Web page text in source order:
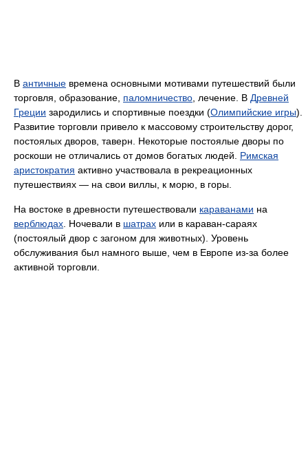
В античные времена основными мотивами путешествий были
торговля, образование, паломничество , лечение. В Древней
Греции зародились и спортивные поездки (Олимпийские игры).
Развитие торговли привело к массовому строительству дорог,
постоялых дворов, таверн. Некоторые постоялые дворы по
роскоши не отличались от домов богатых людей. Римская
аристократия активно участвовала в рекреационных
путешествиях — на свои виллы, к морю, в горы.
На востоке в древности путешествовали караванами на
верблюдах . Ночевали в шатрах или в караван-сараях
(постоялый двор с загоном для животных). Уровень
обслуживания был намного выше, чем в Европе из-за более
активной торговли.